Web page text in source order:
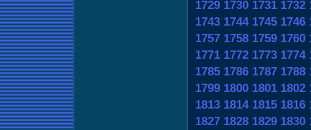
1729 1730 1731 1732
1743 1744 1745 1746
1757 1758 1759 1760
1771 1772 1773 1774
1785 1786 1787 1788
1799 1800 1801 1802
1813 1814 1815 1816
1827 1828 1829 1830